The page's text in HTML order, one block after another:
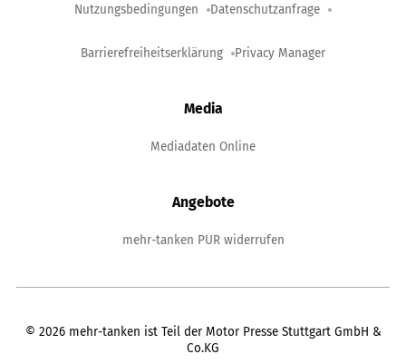
Nutzungsbedingungen Datenschutzanfrage
Barrierefreiheitserklärung Privacy Manager
Media
Mediadaten Online
Angebote
mehr-tanken PUR widerrufen
© 2026 mehr-tanken ist Teil der Motor Presse Stuttgart GmbH &
Co.KG